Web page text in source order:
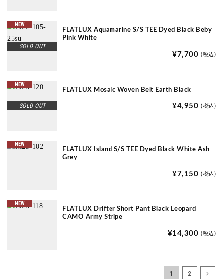
NEW
SOLD OUT
FLATLUX Aquamarine S/S TEE Dyed Black Beby
Pink White
¥7,700 (税込)
NEW
SOLD OUT
FLATLUX Mosaic Woven Belt Earth Black
¥4,950 (税込)
NEW
FLATLUX Island S/S TEE Dyed Black White Ash
Grey
¥7,150 (税込)
NEW
FLATLUX Drifter Short Pant Black Leopard
CAMO Army Stripe
¥14,300 (税込)
1 2